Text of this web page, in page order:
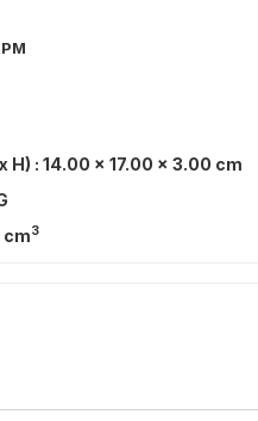
H) : 14.00 x 17.00 x 3.00 cm
cm3